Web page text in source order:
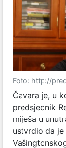
Foto: http://
Čavara je, u
predsjednik
miješa u
ustvrdio da je